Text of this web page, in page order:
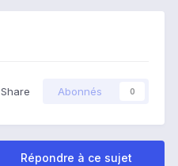
Share Abonnés 0
Répondre à ce sujet